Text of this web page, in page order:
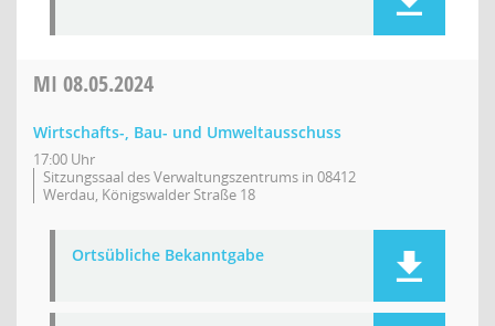
MI 08.05.2024
Wirtschafts-, Bau- und Umweltausschuss
17:00 Uhr
Sitzungssaal des Verwaltungszentrums in 08412
Werdau, Königswalder Straße 18
Ortsübliche Bekanntgabe